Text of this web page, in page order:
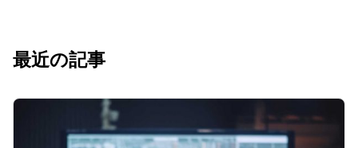
最近の記事